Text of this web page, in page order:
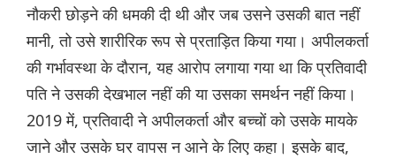
नौकरी छोड़ने की धमकी दी थी और जब उसने उसकी बात नहीं
मानी, तो उसे शारीरिक रूप से प्रताड़ित किया गया। अपीलकर्ता
की गर्भावस्था के दौरान, यह आरोप लगाया गया था कि प्रतिवादी
पति ने उसकी देखभाल नहीं की या उसका समर्थन नहीं किया।
2019 में, प्रतिवादी ने अपीलकर्ता और बच्चों को उसके मायके
जाने और उसके घर वापस न आने के लिए कहा। इसके बाद,